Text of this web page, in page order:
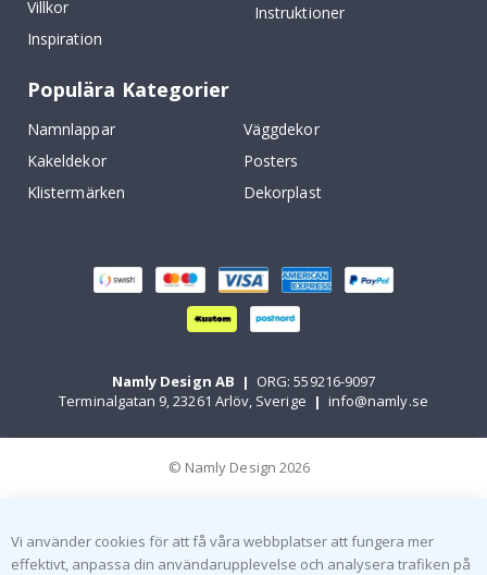
Villkor
Inspiration
Instruktioner
Populära Kategorier
Namnlappar
Väggdekor
Kakeldekor
Posters
Klistermärken
Dekorplast
Namly Design AB | ORG: 559216-9097
Terminalgatan 9, 23261 Arlöv, Sverige | info@namly.se
© Namly Design 2026
Vi använder cookies för att få våra webbplatser att fungera mer
effektivt, anpassa din användarupplevelse och analysera trafiken på